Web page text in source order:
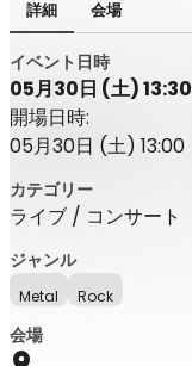
詳細 会場
イベント日時
05月30日 (土)
開場日時:
05月30日 (土) 13:00
カテゴリー
ライブ / コンサート
ジャンル
Metal Rock
会場